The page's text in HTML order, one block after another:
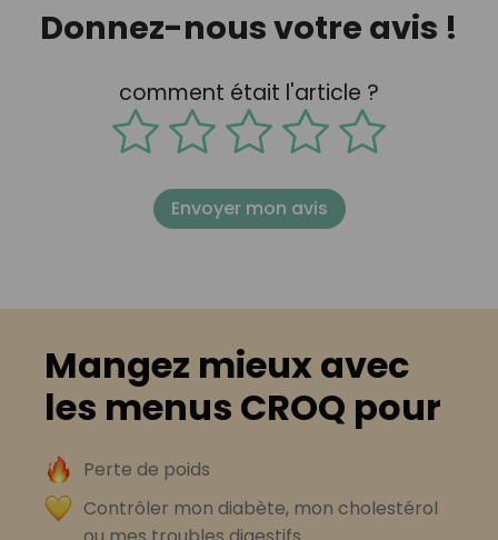
Donnez-nous votre avis !
comment était l'article ?
Envoyer mon avis
Mangez mieux avec
les menus CROQ pour
Perte de poids
Contrôler mon diabète, mon cholestérol